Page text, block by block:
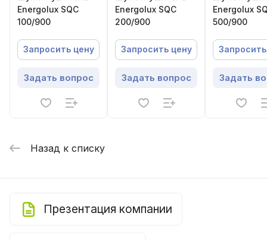
Energolux SQC
100/900
Запросить цену
Задать вопрос
Energolux SQC
200/900
Запросить цену
Задать вопрос
Energolux
500/900
Задать
Назад к списку
Презентация компании